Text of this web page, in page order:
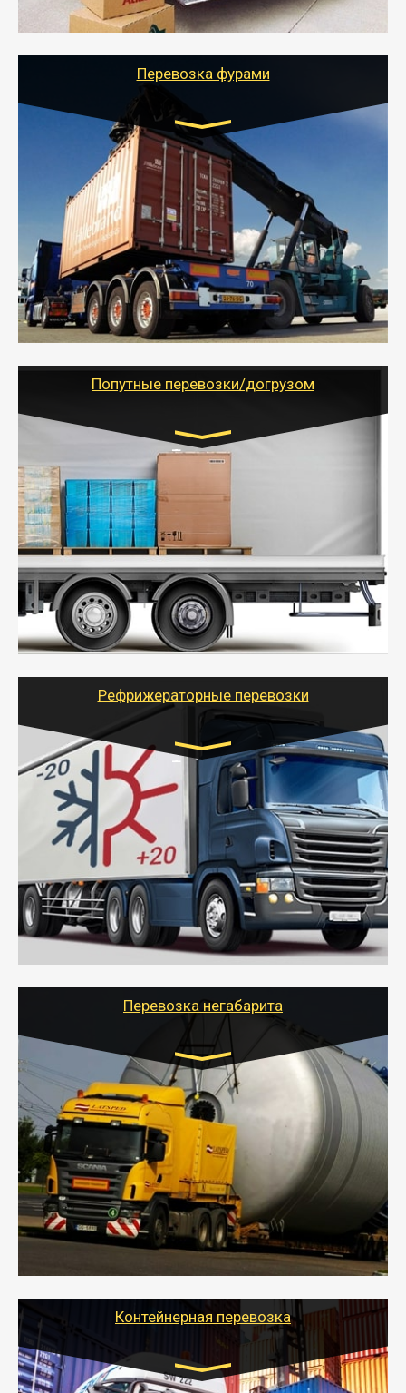
службы или работы с гарантией сохранности груза и
оформлением документов, подтверждающих
Перевозка фурами
Транспорт:
Еврофура Тент от 5 до 10 тонн
грузоподъемность
от 10 000 руб. Возможен догруз
- Доставка фурой до 20 т возможна для больших
объемов грузов, упакованных в коробки, мешки,
паллеты и россыпью в самые отдаленные места
России с гарантией полной сохранности.
- Тайгер Логистик предоставляет услуги по
грузоперевозкам для физических и юридических лиц
Попутные перевозки/догрузом
Транспорт:
Газель (1,5 и 3 тонны), Бычок, Еврофура от 5 до
10 тонн
от 5000 руб. Возможен догруз
- Экономный способ доставить вещи от 200 кг в
другой город - догрузом или попутно. Попутные
грузоперевозки для физлиц, ИП и юрлиц обходятся
дешевле.
- Тайгер Логистик организует доставку
крупногабаритных и личных вещей по нужному
для погрузочно-разгрузочных работ при перевозке.
Рефрижераторные перевозки
Транспорт:
Газель (1,5 и 3 тонны), Бычок, Еврофура от 5 до
10 тонн
от 6000 руб.
- Рефрижераторные перевозки грузов с
соблюдением температурного режима, работающим
термописцем, санитарной обработкой кузова и мед.
книжкой у водителя.
- Тайгер Логистик поможет быстро перевезти
скоропортящиеся продукты в любой город России с
Перевозка негабарита
Цена за км. Рассчитывается
индивидуально
- Перевозка техники и негабаритных грузов
осуществляется после получения разрешения на
перевозку (обычно 7-14 дней).
- Тайгер Логистик в короткие сроки поможет вам
качественно и безопасно перевезти негабаритные
грузы по всей России тралом, манипулятором и
другим транспортом и подобрать оптимальный
Контейнерная перевозка